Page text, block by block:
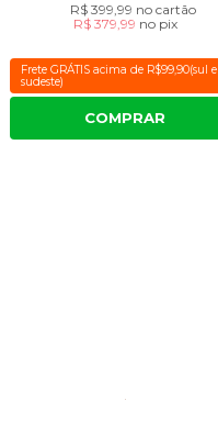
R$ 399,99 no cartão
R$ 379,99 no pix
Frete GRÁTIS acima de R$99,90(sul e
sudeste)
COMPRAR